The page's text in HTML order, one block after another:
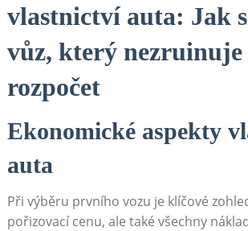
vlastnictví auta: Jak
vůz, který nezruinuje
rozpočet
Ekonomické aspekty
auta
Při výběru prvního vozu je klíčové
pořizovací cenu, ale také všechny